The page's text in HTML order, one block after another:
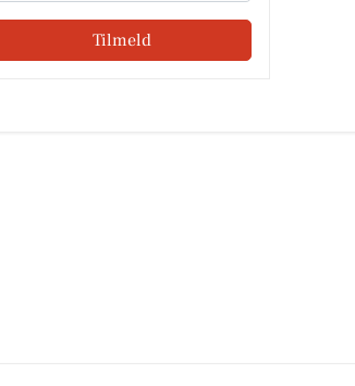
Tilmeld